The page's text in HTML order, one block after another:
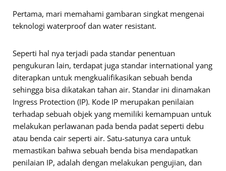
Pertama, mari memahami gambaran singkat mengenai
teknologi waterproof dan water resistant.
Seperti hal nya terjadi pada standar penentuan
pengukuran lain, terdapat juga standar international yang
diterapkan untuk mengkualifikasikan sebuah benda
sehingga bisa dikatakan tahan air. Standar ini dinamakan
Ingress Protection (IP). Kode IP merupakan penilaian
terhadap sebuah objek yang memiliki kemampuan untuk
melakukan perlawanan pada benda padat seperti debu
atau benda cair seperti air. Satu-satunya cara untuk
memastikan bahwa sebuah benda bisa mendapatkan
penilaian IP, adalah dengan melakukan pengujian, dan